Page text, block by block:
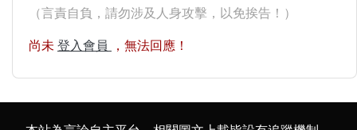
（言責自負，請勿涉及人身攻擊，以免挨告！）
尚未 登入會員 ，無法回應！